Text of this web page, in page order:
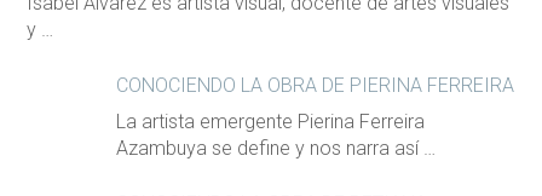
y …
CONOCIENDO LA OBRA DE PIERINA FERREIRA
La artista emergente Pierina Ferreira
Azambuya se define y nos narra así …